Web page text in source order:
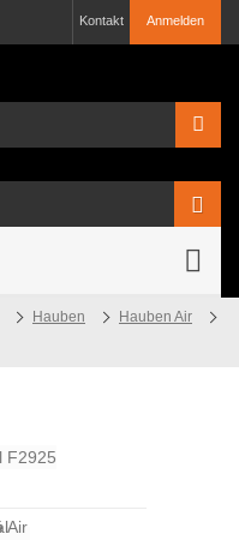
Anmelden
Kontakt
Hauben
Hauben Air